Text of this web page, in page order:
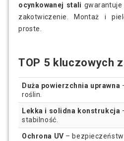
ocynkowanej stali gwarantuje
zakotwiczenie. Montaż i
proste.
TOP 5 kluczowych
Duża powierzchnia uprawna
roślin.
Lekka i solidna konstrukcja
stabilność.
Ochrona UV –